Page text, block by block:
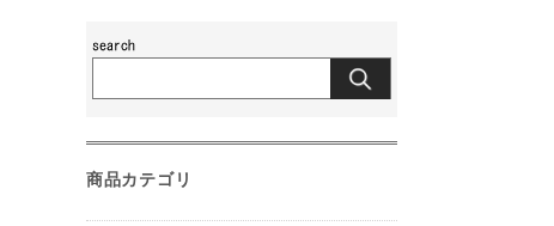
商品カテゴリ